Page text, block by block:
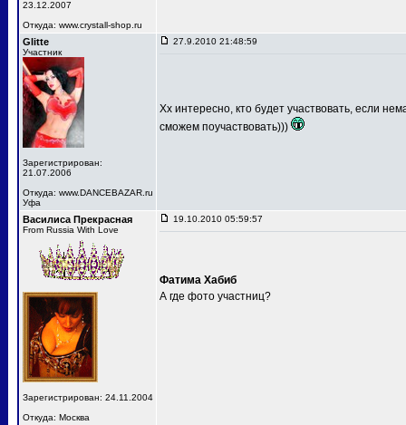
23.12.2007
Откуда: www.crystall-shop.ru
Glitte
Участник
Зарегистрирован:
21.07.2006
Откуда: www.DANCEBAZAR.ru
Уфа
27.9.2010 21:48:59
Хх интересно, кто будет участвовать, если
сможем поучаствовать)))
Василиса Прекрасная
From Russia With Love
Зарегистрирован: 24.11.2004
Откуда: Москва
19.10.2010 05:59:57
Фатима Хабиб
А где фото участниц?